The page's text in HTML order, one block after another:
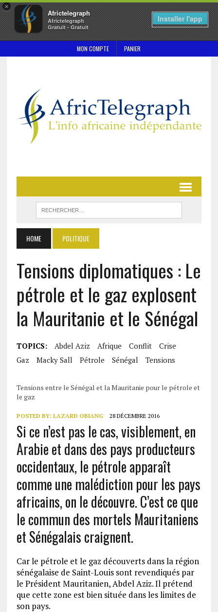
×
Africtelegraph
Africtelegraph
Gratuit - Gratuit
Installer l'app
MON COMPTE PANIER
HOME POLITIQUE
Tensions diplomatiques : Le
pétrole et le gaz explosent
la Mauritanie et le Sénégal
TOPICS: Abdel Aziz Afrique Conflit
Crise
Gaz
Macky Sall Pétrole Sénégal Tensions
Tensions entre le Sénégal et la Mauritanie pour le pétrole et
le gaz
POSTED BY: LAZARD OBIANG 28 DÉCEMBRE 2016
Si ce n’est pas le cas, visiblement, en
Arabie et dans des pays producteurs
occidentaux, le pétrole apparaît
comme une malédiction pour les pays
africains, on le découvre. C’est ce que
le commun des mortels Mauritaniens
et Sénégalais craignent.
Car le pétrole et le gaz découverts dans la région
sénégalaise de Saint-Louis sont revendiqués par
le Président Mauritanien, Abdel Aziz. Il prétend
que cette zone est bien située dans les limites de
son pays.